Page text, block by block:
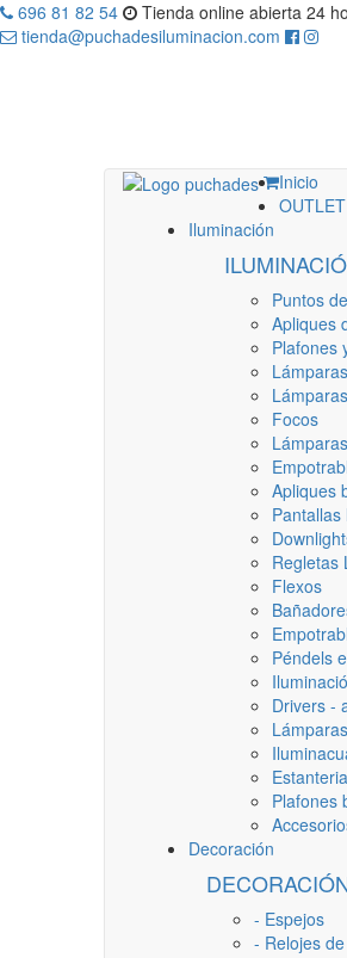
696 81 82 54 Tienda online abierta 24
tienda@puchadesiluminacion.com
Inicio
OUTLET
Iluminación
Puntos
Apliques
Plafones
Focos
Apliques
Regletas
Flexos
Péndels
Drivers -
Plafones
Decoración
- Espejos
- Relojes